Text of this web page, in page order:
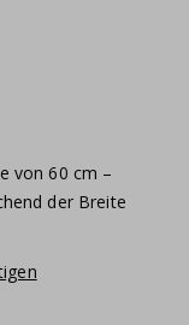
von 60 cm –
der Breite